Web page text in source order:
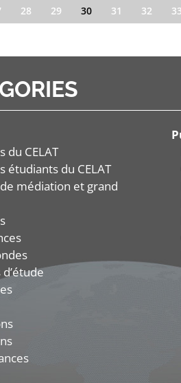
28 29 30 31 32 33
du CELAT
étudiants du CELAT
médiation et grand